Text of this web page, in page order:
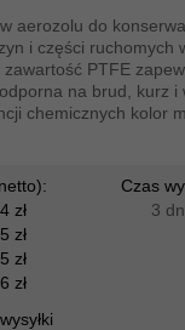
aerozolu do
i części ruchomych
PTFE
na brud, kurz i
chemicznych kolor
zł
zł
zł
zł
Czas
3